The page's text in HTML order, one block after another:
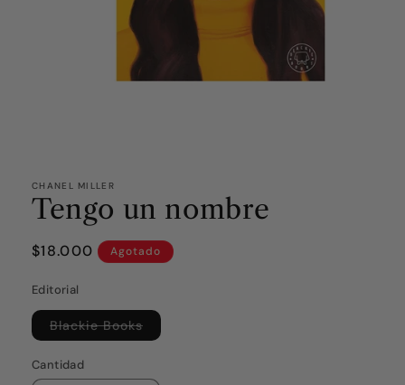
CHANEL MILLER
Tengo un nombre
Precio
$18.000 Agotado
Editorial
Blackie BooksVariante
agotada
disponible
Cantidad